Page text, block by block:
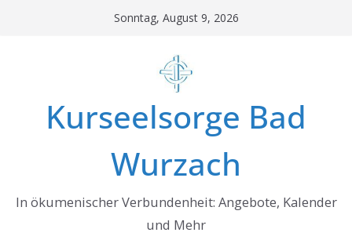
Sonntag, August 9, 2026
Kurseelsorge Bad
Wurzach
In ökumenischer Verbundenheit: Angebote, Kalender
und Mehr